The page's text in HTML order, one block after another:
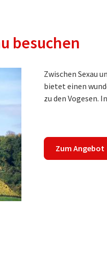
besuchen
Zwischen Sexau
bietet einen
zu den Vogesen.
Zum Angebot